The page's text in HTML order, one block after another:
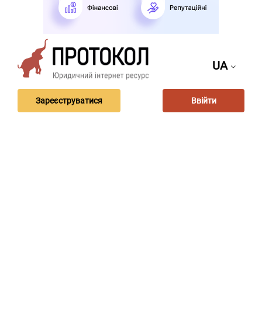
UA
Зареєструватися Ввійти